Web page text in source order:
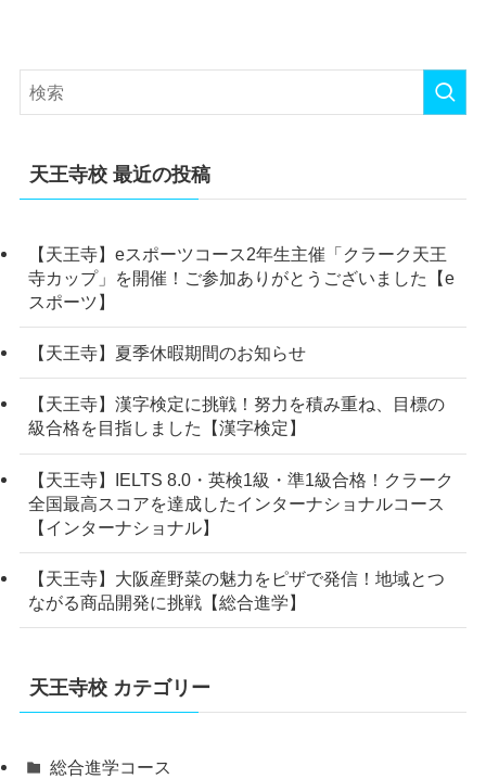
天王寺校 最近の投稿
【天王寺】eスポーツコース2年生主催「クラーク天王
寺カップ」を開催！ご参加ありがとうございました【e
スポーツ】
【天王寺】夏季休暇期間のお知らせ
【天王寺】漢字検定に挑戦！努力を積み重ね、目標の
級合格を目指しました【漢字検定】
【天王寺】IELTS 8.0・英検1級・準1級合格！クラーク
全国最高スコアを達成したインターナショナルコース
【インターナショナル】
【天王寺】大阪産野菜の魅力をピザで発信！地域とつ
ながる商品開発に挑戦【総合進学】
天王寺校 カテゴリー
総合進学コース